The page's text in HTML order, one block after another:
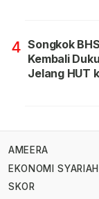
4 Songkok
Kembali
Jelang HUT
AMEERA
EKONOMI SYARIAH
SKOR